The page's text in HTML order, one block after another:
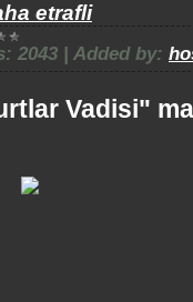
etrafli
2043 | Added by:
Vadisi"